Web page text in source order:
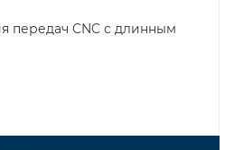
передач CNC с длинным